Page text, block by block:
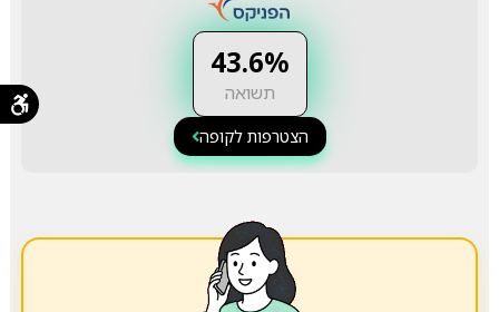
43.6%
תשואה
הצטרפות לקופה